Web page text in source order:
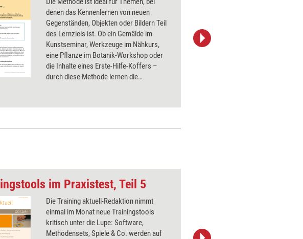
denen das Kennenlernen von neuen
Gegenständen, Objekten oder Bildern Teil
des Lernziels ist. Ob ein Gemälde im
Kunstseminar, Werkzeuge im Nähkurs,
eine Pflanze im Botanik-Workshop oder
die Inhalte eines Erste-Hilfe-Koffers –
durch diese Methode lernen die
Fähigkeiten zu beobachten,
auszudrücken.
im Praxistest, Teil 5
Die Training aktuell-Redaktion nimmt
einmal im Monat neue Trainingstools
kritisch unter die Lupe: Software,
Methodensets, Spiele & Co. werden auf